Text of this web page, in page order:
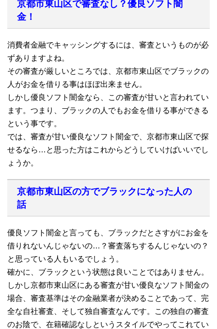
京都市東山区で審査なし？優良ソフト闇
金！
消費者金融でキャッシングするには、審査というものが必
ずありますよね。
その審査が厳しいところでは、京都市東山区でブラックの
人がお金を借りる事はほぼ出来ません。
しかし優良ソフト闇金なら、この審査が甘いと言われてい
ます。つまり、ブラックの人でもお金を借りる事ができる
という事です。
では、審査が甘い優良なソフト闇金で、京都市東山区で探
せるなら…と思った方はこれからどうしていけばいいでし
ょうか。
京都市東山区の方でブラックになった人の
話
優良ソフト闇金と言っても、ブラックだとさすがにお金を
借りれないんじゃないの…？審査落ちするんじゃないの？
と思っている人もいるでしょう。
確かに、ブラックという状態は良いことではありません。
しかし京都市東山区にある審査が甘い優良なソフト闇金の
場合、審査基準はその金融業者が決めることであって、完
全な自社審査、そして独自審査なんです。この独自の審査
のお陰で、在籍確認なしというスタイルでやってこれてい